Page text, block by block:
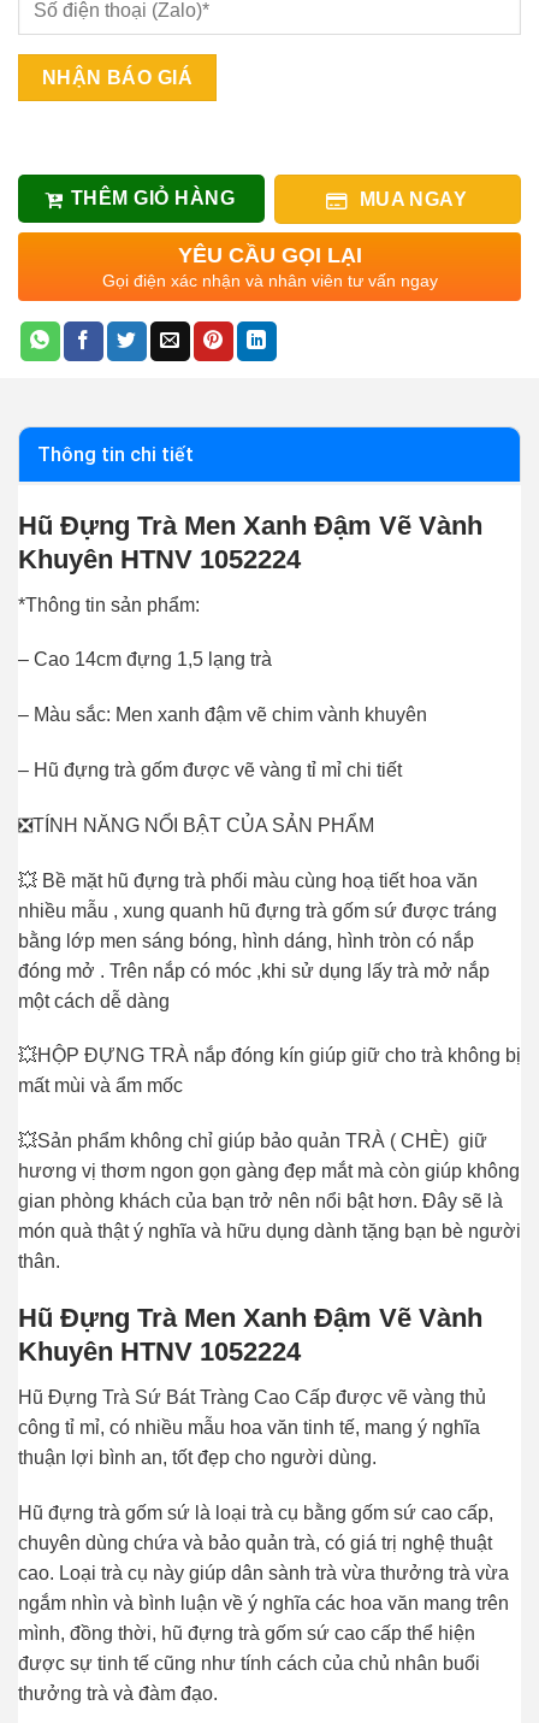
THÊM GIỎ HÀNG MUA NGAY
YÊU CẦU GỌI LẠI
Gọi điện xác nhận và nhân viên tư vấn ngay
Thông tin chi tiết
Hũ Đựng Trà Men Xanh Đậm Vẽ Vành
Khuyên HTNV 1052224
*Thông tin sản phẩm:
– Cao 14cm đựng 1,5 lạng trà
– Màu sắc: Men xanh đậm vẽ chim vành khuyên
– Hũ đựng trà gốm được vẽ vàng tỉ mỉ chi tiết
❎TÍNH NĂNG NỔI BẬT CỦA SẢN PHẨM
💥 Bề mặt hũ đựng trà phối màu cùng hoạ tiết hoa văn
nhiều mẫu , xung quanh hũ đựng trà gốm sứ được tráng
bằng lớp men sáng bóng, hình dáng, hình tròn có nắp
đóng mở . Trên nắp có móc ,khi sử dụng lấy trà mở nắp
một cách dễ dàng
💥HỘP ĐỰNG TRÀ nắp đóng kín giúp giữ cho trà không bị
mất mùi và ẩm mốc
💥Sản phẩm không chỉ giúp bảo quản TRÀ ( CHÈ) giữ
hương vị thơm ngon gọn gàng đẹp mắt mà còn giúp không
gian phòng khách của bạn trở nên nổi bật hơn. Đây sẽ là
món quà thật ý nghĩa và hữu dụng dành tặng bạn bè người
thân.
Hũ Đựng Trà Men Xanh Đậm Vẽ Vành
Khuyên HTNV 1052224
Hũ Đựng Trà Sứ Bát Tràng Cao Cấp được vẽ vàng thủ
công tỉ mỉ, có nhiều mẫu hoa văn tinh tế, mang ý nghĩa
thuận lợi bình an, tốt đẹp cho người dùng.
Hũ đựng trà gốm sứ là loại trà cụ bằng gốm sứ cao cấp,
chuyên dùng chứa và bảo quản trà, có giá trị nghệ thuật
cao. Loại trà cụ này giúp dân sành trà vừa thưởng trà vừa
ngắm nhìn và bình luận về ý nghĩa các hoa văn mang trên
mình, đồng thời, hũ đựng trà gốm sứ cao cấp thể hiện
được sự tinh tế cũng như tính cách của chủ nhân buổi
thưởng trà và đàm đạo.